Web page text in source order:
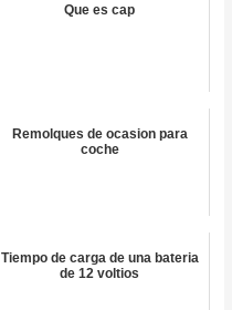
Que es cap
Remolques de ocasion para
coche
Tiempo de carga de una bateria
de 12 voltios